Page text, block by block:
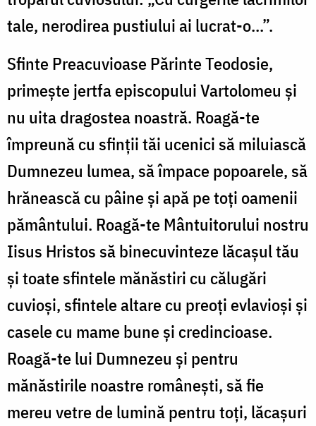
tale, nerodirea pustiului ai lucrat-o...”.
Sfinte Preacuvioase Părinte Teodosie,
primește jertfa episcopului Vartolomeu și
nu uita dragostea noastră. Roagă-te
împreună cu sfinții tăi ucenici să miluiască
Dumnezeu lumea, să împace popoarele, să
hrănească cu pâine și apă pe toți oamenii
pământului. Roagă-te Mântuitorului nostru
Iisus Hristos să binecuvinteze lăcașul tău
și toate sfintele mănăstiri cu călugări
cuvioși, sfintele altare cu preoți evlavioși și
casele cu mame bune și credincioase.
Roagă-te lui Dumnezeu și pentru
mănăstirile noastre românești, să fie
mereu vetre de lumină pentru toți, lăcașuri